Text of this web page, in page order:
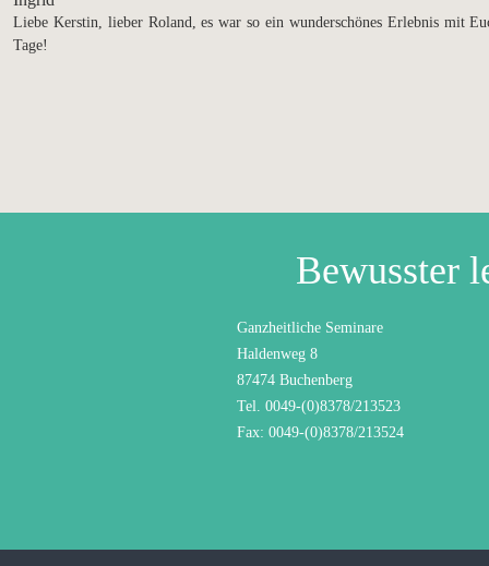
Liebe Kerstin, lieber Roland, es war so ein wunderschönes Erlebnis mit
Tage!
Bewusster
Ganzheitliche Seminare
Haldenweg 8
87474 Buchenberg
Tel. 0049-(0)8378/213523
Fax: 0049-(0)8378/213524